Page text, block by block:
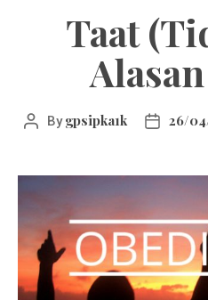
Taat
Bygpsipka1k 26/